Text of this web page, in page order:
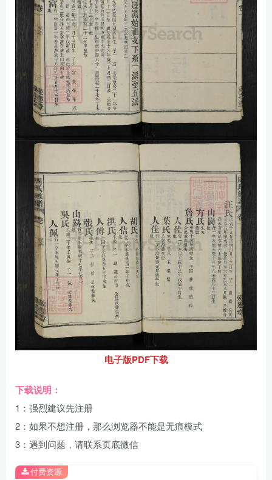
电子版PDF下载
下载说明：
1：强烈建议先注册
2：如果不想注册，那么浏览器不能是无痕模式
3：遇到问题，请联系页底微信
付费资源